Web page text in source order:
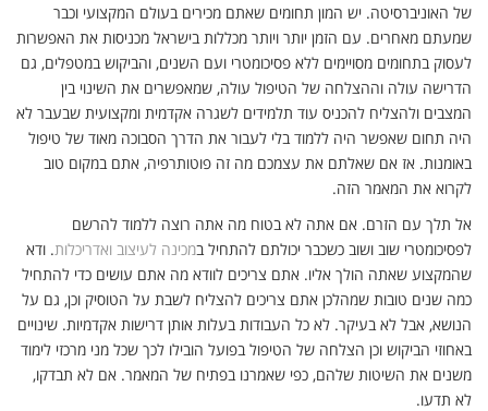
של האוניברסיטה. יש המון תחומים שאתם מכירים בעולם המקצועי וכבר
שמעתם מאחרים. עם הזמן יותר ויותר מכללות בישראל מכניסות את האפשרות
לעסוק בתחומים מסויימים ללא פסיכומטרי ועם השנים, והביקוש במטפלים, גם
הדרישה עולה וההצלחה של הטיפול עולה, שמאפשרים את השינוי בין
המצבים ולהצליח להכניס עוד תלמידים לשגרה אקדמית ומקצועית שבעבר לא
היה תחום שאפשר היה ללמוד בלי לעבור את הדרך הסבוכה מאוד של טיפול
באומנות. אז אם שאלתם את עצמכם מה זה פוטותרפיה, אתם במקום טוב
לקרוא את המאמר הזה.
אל תלך עם הזרם. אם אתה לא בטוח מה אתה רוצה ללמוד להרשם
לפסיכומטרי שוב ושוב כשכבר יכולתם להתחיל במכינה לעיצוב ואדריכלות. ודא
שהמקצוע שאתה הולך אליו. אתם צריכים לוודא מה אתם עושים כדי להתחיל
כמה שנים טובות שמהלכן אתם צריכים להצליח לשבת על הטוסיק וכן, גם על
הנושא, אבל לא בעיקר. לא כל העבודות בעלות אותן דרישות אקדמיות. שינויים
באחוזי הביקוש וכן הצלחה של הטיפול בפועל הובילו לכך שכל מני מרכזי לימוד
משנים את השיטות שלהם, כפי שאמרנו בפתיח של המאמר. אם לא תבדקו,
לא תדעו.